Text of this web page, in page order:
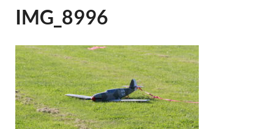
IMG_8996